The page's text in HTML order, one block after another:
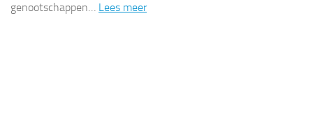
genootschappen… Lees meer